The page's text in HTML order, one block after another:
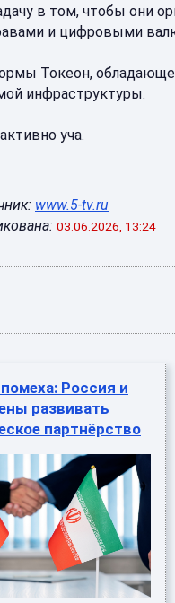
в том, чтобы они
и цифровыми
Токеон,
инфраструктуры.
уча.
www.5-tv.ru
03.06.2026, 13:24
Россия и
развивать
партнёрство